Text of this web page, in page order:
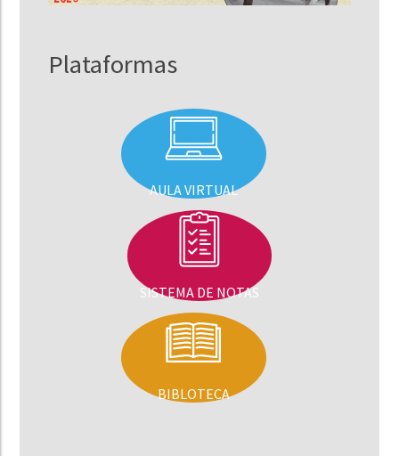
Plataformas
AULA VIRTUAL
SISTEMA DE NOTAS
BIBLOTECA